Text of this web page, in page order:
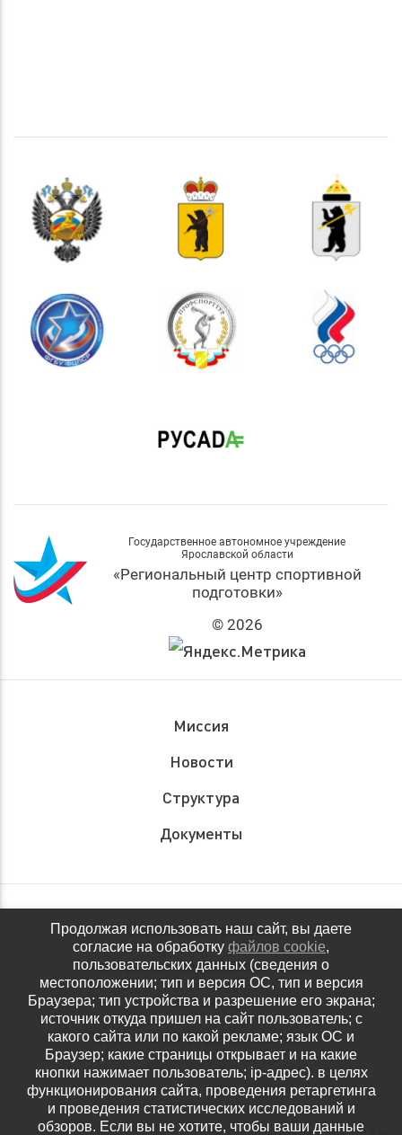
Государственное автономное учреждение
Ярославской области
«Региональный центр спортивной
подготовки»
© 2026
Миссия
Новости
Структура
Документы
Обращения граждан
Антидопинговое обеспечение
Контакты
Политика конфиденциальности
Продолжая использовать наш сайт, вы даете
согласие на обработку файлов cookie,
пользовательских данных (сведения о
местоположении; тип и версия ОС, тип и версия
Браузера; тип устройства и разрешение его экрана;
источник откуда пришел на сайт пользователь; с
какого сайта или по какой рекламе; язык ОС и
Браузер; какие страницы открывает и на какие
кнопки нажимает пользователь; ip-адрес). в целях
функционирования сайта, проведения ретаргетинга
и проведения статистических исследований и
обзоров. Если вы не хотите, чтобы ваши данные